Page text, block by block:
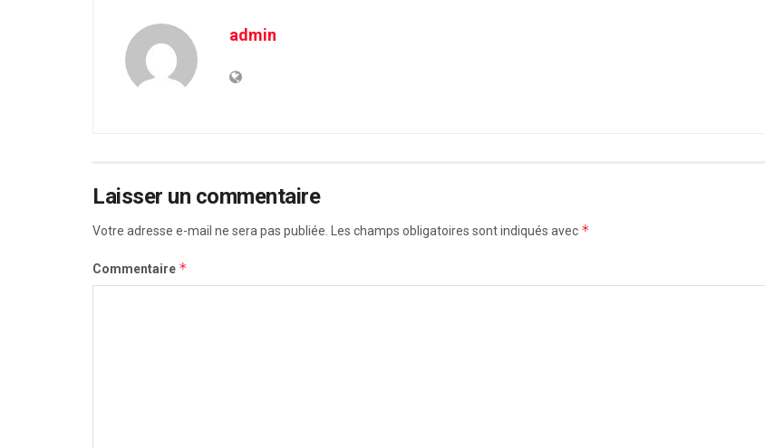
admin
Laisser un commentaire
Votre adresse e-mail ne sera pas publiée. Les champs obligatoires sont indiqués avec *
Commentaire *